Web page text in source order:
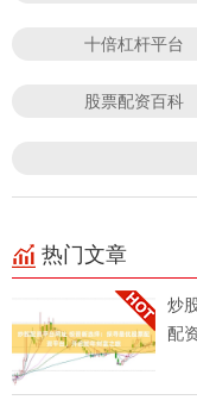
十倍杠杆平台
股票配资百科
热门文章
炒
配